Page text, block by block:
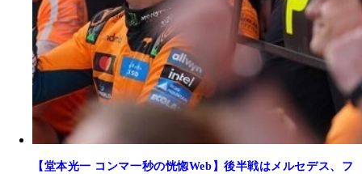
【堂本光一 コンマ一秒の恍惚Web】後半戦はメルセデス、フ